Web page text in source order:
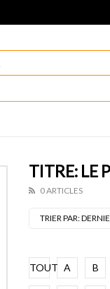
TITRE: LE
0 ARTICLES
TRIER PAR:
TOUT A B